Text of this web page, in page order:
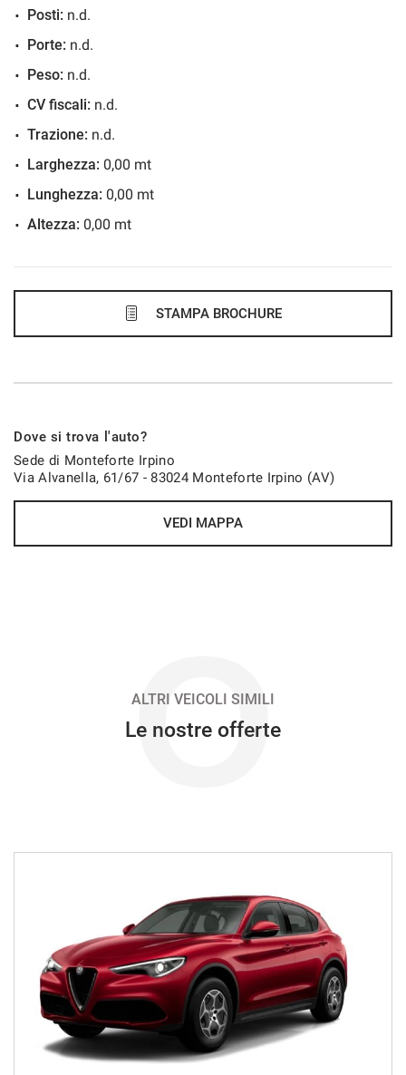
48 Mesi
371€/mese
36 Mesi
379€/mese
48 Mesi
385€/mese
416€/mese
36 Mesi
VEDI
421€/mese
Posti: n.d.
Porte: n.d.
Peso: n.d.
CV fiscali: n.d.
Trazione: n.d.
Larghezza: 0,00 mt
Lunghezza: 0,00 mt
Altezza: 0,00 mt
STAMPA BROCHURE
Dove si trova l'auto?
Sede di Monteforte Irpino
Via Alvanella, 61/67 - 83024 Monteforte Irpino (AV)
VEDI MAPPA
O
ALTRI VEICOLI SIMILI
Le nostre offerte